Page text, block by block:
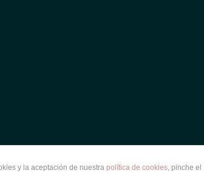
y la aceptación de nuestra política de cookies, pinche el